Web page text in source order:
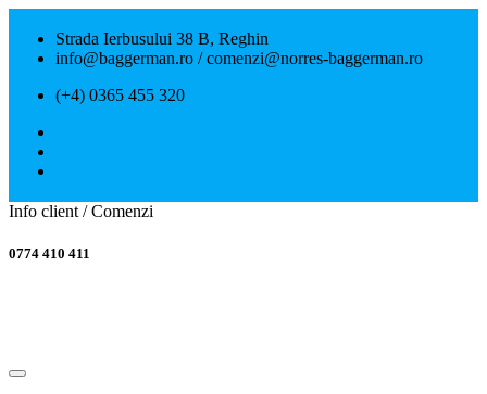
Strada Ierbusului 38 B, Reghin
info@baggerman.ro / comenzi@norres-baggerman.ro
(+4) 0365 455 320
Info client / Comenzi
0774 410 411